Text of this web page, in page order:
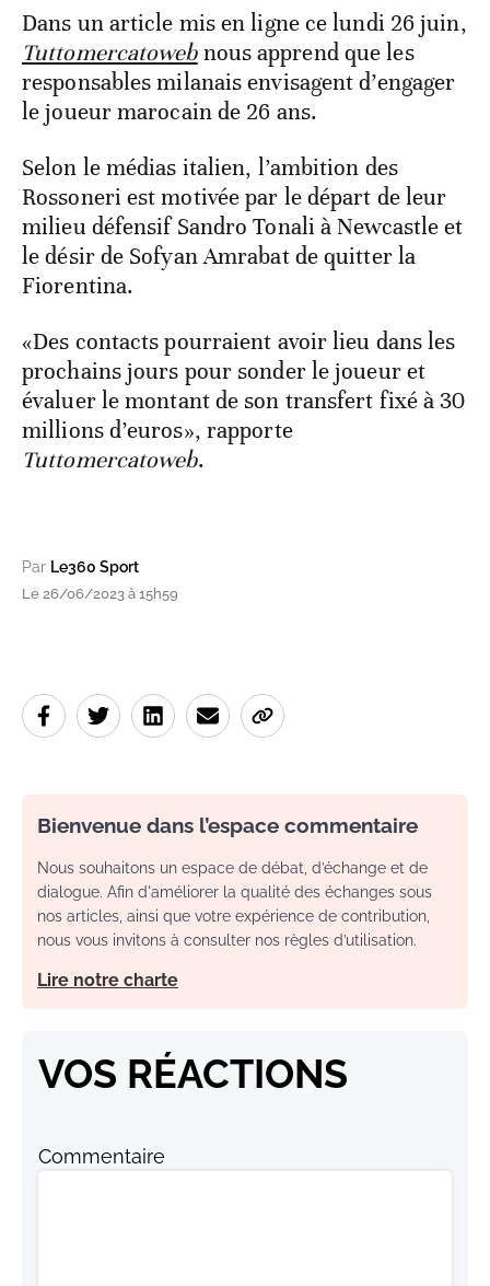
Dans un article mis en ligne ce lundi 26 juin,
Tuttomercatowebnous apprend que les
responsables milanais envisagent d’engager
le joueur marocain de 26 ans.
Selon le médias italien, l’ambition des
Rossoneri est motivée par le départ de leur
milieu défensif Sandro Tonali à Newcastle et
le désir de Sofyan Amrabat de quitter la
Fiorentina.
«Des contacts pourraient avoir lieu dans les
prochains jours pour sonder le joueur et
évaluer le montant de son transfert fixé à 30
millions d’euros», rapporte
Tuttomercatoweb.
Par Le360 Sport
Le 26/06/2023 à 15h59
Bienvenue dans l’espace commentaire
Nous souhaitons un espace de débat, d’échange et de
dialogue. Afin d'améliorer la qualité des échanges sous
nos articles, ainsi que votre expérience de contribution,
nous vous invitons à consulter nos règles d’utilisation.
Lire notre charte
VOS RÉACTIONS
Commentaire